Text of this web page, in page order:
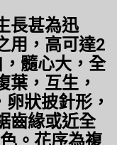
甚為迅
用，高可達2
髓心大，全
葉，互生，
狀披針形，
齒緣或近全
。花序為複